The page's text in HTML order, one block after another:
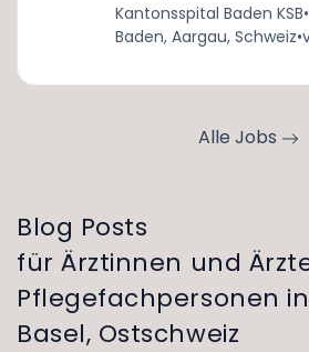
Kantonsspital Baden KSB•
Baden, Aargau, Schweiz•
Alle Jobs
Blog Posts
für Ärztinnen und
Pflegefachpersonen
Basel, Ostschweiz